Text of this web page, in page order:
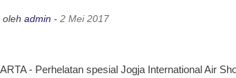
oleh admin - 2 Mei 2017
- Perhelatan spesial Jogja International Air